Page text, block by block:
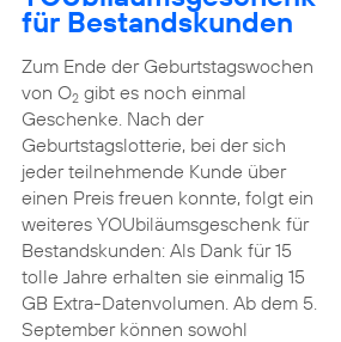
für Bestandskunden
Zum Ende der Geburtstagswochen
von O2gibt es noch einmal
Geschenke. Nach der
Geburtstagslotterie, bei der sich
jeder teilnehmende Kunde über
einen Preis freuen konnte, folgt ein
weiteres YOUbiläumsgeschenk für
Bestandskunden: Als Dank für 15
tolle Jahre erhalten sie einmalig 15
GB Extra-Datenvolumen. Ab dem 5.
September können sowohl